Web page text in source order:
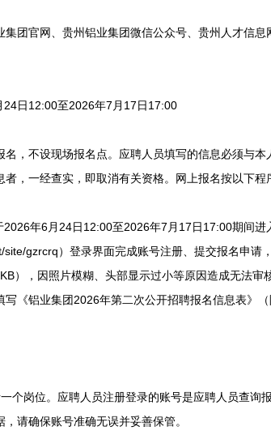
官网、贵州铝业集团微信公众号、贵州人才信息
日12:00至2026年7月17日17:00
不设现场报名点。应聘人员填写的信息必须与本
，一经查实，即取消有关资格。网上报名按以下程
年6月24日12:00至2026年7月17日17:00期间进
gzrcrq）登录界面完成账号注册、提交报名申请
），因照片模糊、头部显示过小等原因造成无法
《铝业集团2026年第二次公开招聘报名信息表》
岗位。应聘人员注册登录的账号是应聘人员查询
请确保账号准确无误并妥善保管。